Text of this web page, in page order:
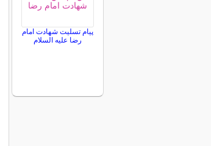
پیام تسلیت شهادت امام
رضا علیه السلام